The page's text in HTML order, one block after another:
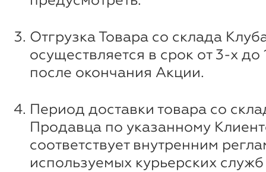
Отгрузка Товара со склада
осуществляется в срок от 3-х
после окончания Акции.
Период доставки товара со
Продавца по указанному
соответствует внутренним
используемых курьерских